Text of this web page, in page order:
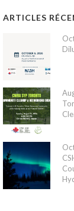
ARTICLES